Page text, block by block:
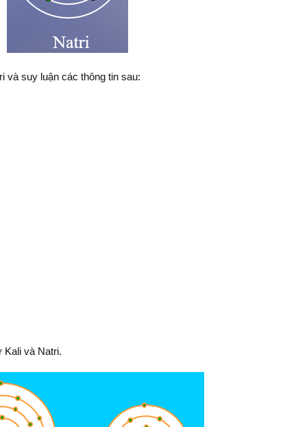
và suy luận các thông tin sau:
Kali và Natri.